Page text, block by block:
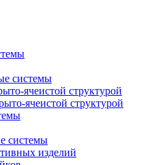
системы
ячеистой структурой
ячеистой структурой
системы
изделий